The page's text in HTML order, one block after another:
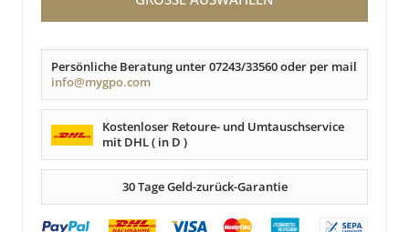
Persönliche Beratung unter 07243/33560 oder per mail
info@mygpo.com
Kostenloser Retoure- und Umtauschservice
mit DHL ( in D )
30 Tage Geld-zurück-Garantie